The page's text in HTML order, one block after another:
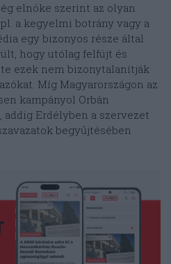
elnöke szerint az olyan
a kegyelmi botrány vagy a
egy bizonyos része által
hogy utólag felfújt és
ezek nem bizonytalanítják
Míg Magyarországon az
kampányol Orbán
Erdélyben a szervezet
begyűjtésében